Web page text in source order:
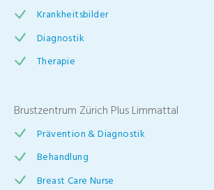
Krankheitsbilder
Diagnostik
Therapie
Brustzentrum Zürich Plus Limmattal
Prävention & Diagnostik
Behandlung
Breast Care Nurse